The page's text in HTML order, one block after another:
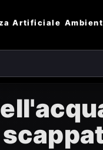
Artificiale